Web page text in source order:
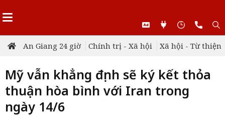
An Giang 24 giờ Chính trị - Xã hội Xã hội - Từ thiện
Mỹ vẫn khẳng định sẽ ký kết thỏa
thuận hòa bình với Iran trong
ngày 14/6